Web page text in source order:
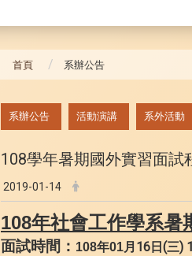
首頁 系辦公告
系辦公告 活動演講 系外活動
108學年暑期國外實習面試
2019-01-14
108年社會工作學系暑
面試時間： 108年01月16日(三)